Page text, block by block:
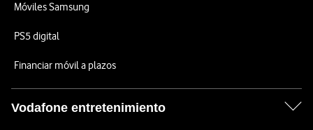
Móviles Samsung
PS5 digital
Financiar móvil a plazos
Vodafone entretenimiento